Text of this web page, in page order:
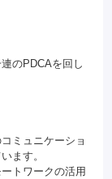
のPDCAを回し
ミュニケーショ
ます。
トワークの活用